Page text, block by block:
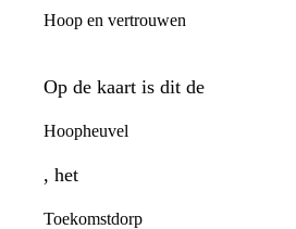
Hoop en vertrouwen
Op de kaart is dit de
Hoopheuvel
, het
Toekomstdorp